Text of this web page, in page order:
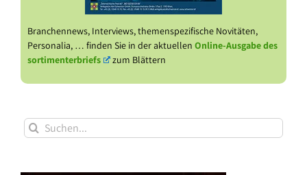
Branchennews, Interviews, themenspezifische Novitäten,
Personalia, … finden Sie in der aktuellen Online-Ausgabe des
sortimenterbriefs
zum Blättern
Suche
nach: